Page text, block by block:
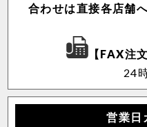
合わせは直接各店舗
【FAX注
24
営業日